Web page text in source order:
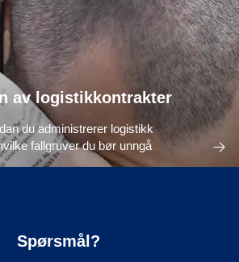
av logistikkontrakter
du administrerer logistikk
fallgruver du bør unngå
Spørsmål?